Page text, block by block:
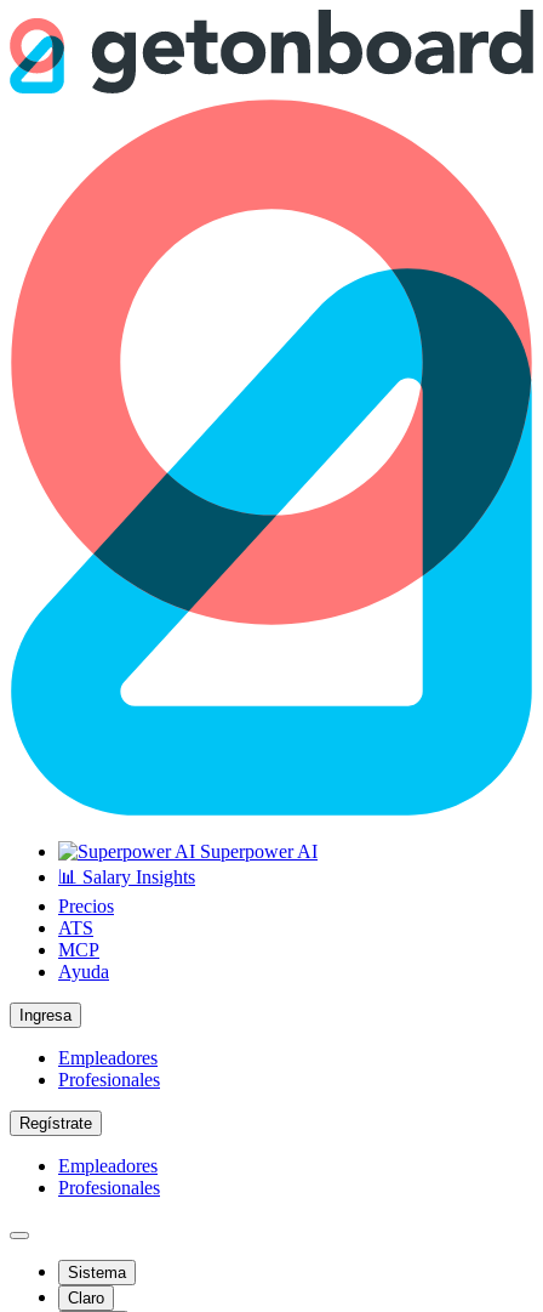
Superpower AI
📊 Salary Insights
Precios
ATS
MCP
Ayuda
Ingresa
Empleadores
Profesionales
Regístrate
Empleadores
Profesionales
Sistema
Claro